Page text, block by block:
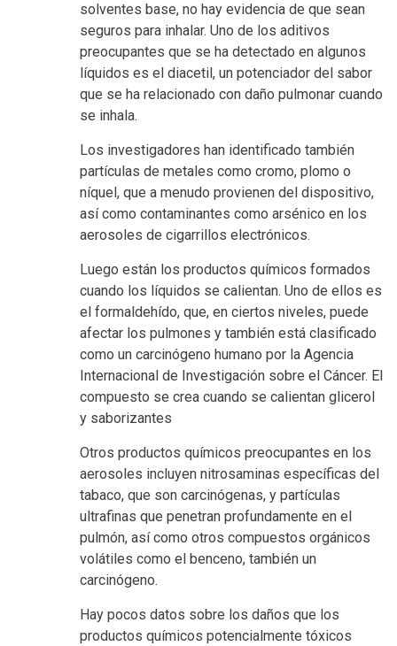
solventes base, no hay evidencia de que sean
seguros para inhalar. Uno de los aditivos
preocupantes que se ha detectado en algunos
líquidos es el diacetil, un potenciador del sabor
que se ha relacionado con daño pulmonar cuando
se inhala.
Los investigadores han identificado también
partículas de metales como cromo, plomo o
níquel, que a menudo provienen del dispositivo,
así como contaminantes como arsénico en los
aerosoles de cigarrillos electrónicos.
Luego están los productos químicos formados
cuando los líquidos se calientan. Uno de ellos es
el formaldehído, que, en ciertos niveles, puede
afectar los pulmones y también está clasificado
como un carcinógeno humano por la Agencia
Internacional de Investigación sobre el Cáncer. El
compuesto se crea cuando se calientan glicerol
y saborizantes
Otros productos químicos preocupantes en los
aerosoles incluyen nitrosaminas específicas del
tabaco, que son carcinógenas, y partículas
ultrafinas que penetran profundamente en el
pulmón, así como otros compuestos orgánicos
volátiles como el benceno, también un
carcinógeno.
Hay pocos datos sobre los daños que los
productos químicos potencialmente tóxicos